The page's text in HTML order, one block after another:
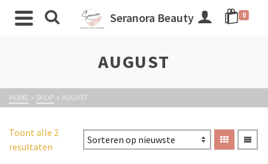
Seranora Beauty 0
AUGUST
HOME » SHOP » AUGUST
Toont alle 2
resultaten